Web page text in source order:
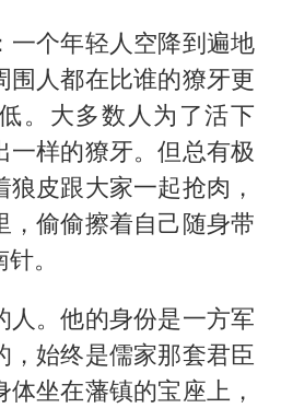
一个年轻人空降到遍地
围人都在比谁的獠牙更
。大多数人为了活下
一样的獠牙。但总有极
皮跟大家一起抢肉，
，偷偷擦着自己随身带
。
人。他的身份是一方军
，始终是儒家那套君臣
坐在藩镇的宝座上，